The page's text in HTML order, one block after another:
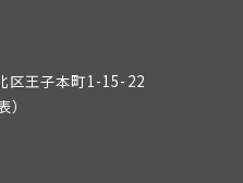
王子本町1-15-22
）